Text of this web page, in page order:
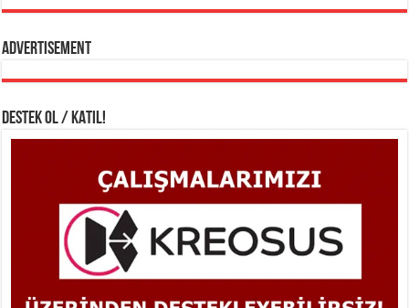
Advertisement
DESTEK OL / KATIL!